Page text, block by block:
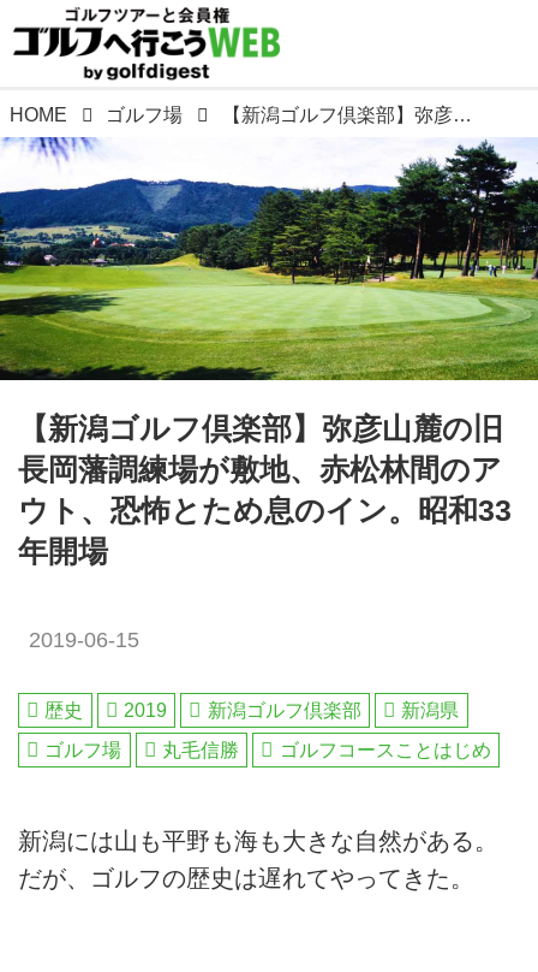
HOME ゴルフ場 【新潟ゴルフ倶楽部】弥彦山麓の旧長岡藩調練場が敷地、赤松林間のアウト、恐怖とため息のイン。昭和33年開場
【新潟ゴルフ倶楽部】弥彦山麓の旧
長岡藩調練場が敷地、赤松林間のア
ウト、恐怖とため息のイン。昭和33
年開場
2019-06-15
歴史 2019 新潟ゴルフ倶楽部
新潟県
ゴルフ場
丸毛信勝 ゴルフコースことはじめ
新潟には山も平野も海も大きな自然がある。
だが、ゴルフの歴史は遅れてやってきた。